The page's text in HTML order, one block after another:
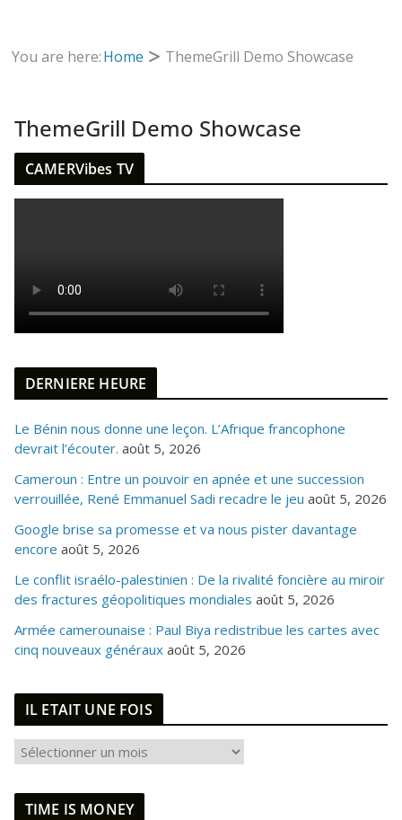
You are here:Home ThemeGrill Demo Showcase
ThemeGrill Demo Showcase
CAMERVibes TV
DERNIERE HEURE
Le Bénin nous donne une leçon. L’Afrique francophone
devrait l’écouter. août 5, 2026
Cameroun : Entre un pouvoir en apnée et une succession
verrouillée, René Emmanuel Sadi recadre le jeu août 5, 2026
Google brise sa promesse et va nous pister davantage
encore août 5, 2026
Le conflit israélo-palestinien : De la rivalité foncière au miroir
des fractures géopolitiques mondiales août 5, 2026
Armée camerounaise : Paul Biya redistribue les cartes avec
cinq nouveaux généraux août 5, 2026
IL ETAIT UNE FOIS
L
E
TIME IS MONEY